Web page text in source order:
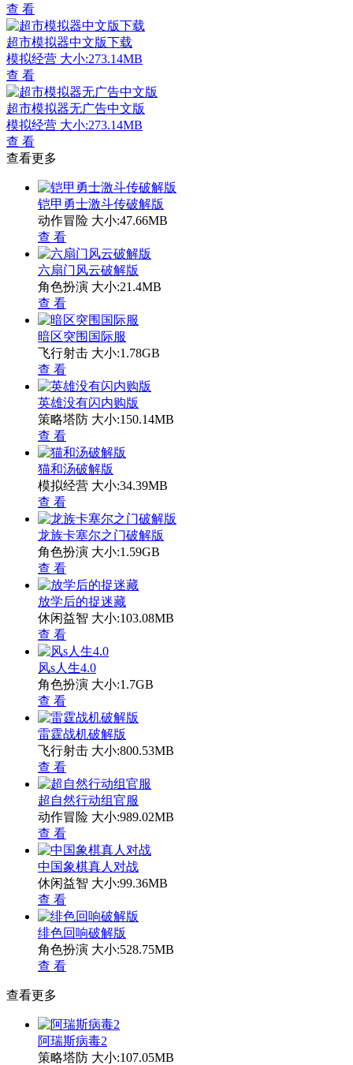
查 看
超市模拟器中文版下载
模拟经营 大小:273.14MB
查 看
超市模拟器无广告中文版
模拟经营 大小:273.14MB
查 看
查看更多
铠甲勇士激斗传破解版
动作冒险 大小:47.66MB
查 看
六扇门风云破解版
角色扮演 大小:21.4MB
查 看
暗区突围国际服
飞行射击 大小:1.78GB
查 看
英雄没有闪内购版
策略塔防 大小:150.14MB
查 看
猫和汤破解版
模拟经营 大小:34.39MB
查 看
龙族卡塞尔之门破解版
角色扮演 大小:1.59GB
查 看
放学后的捉迷藏
休闲益智 大小:103.08MB
查 看
风s人生4.0
角色扮演 大小:1.7GB
查 看
雷霆战机破解版
飞行射击 大小:800.53MB
查 看
超自然行动组官服
动作冒险 大小:989.02MB
查 看
中国象棋真人对战
休闲益智 大小:99.36MB
查 看
绯色回响破解版
角色扮演 大小:528.75MB
查 看
查看更多
阿瑞斯病毒2
策略塔防 大小:107.05MB